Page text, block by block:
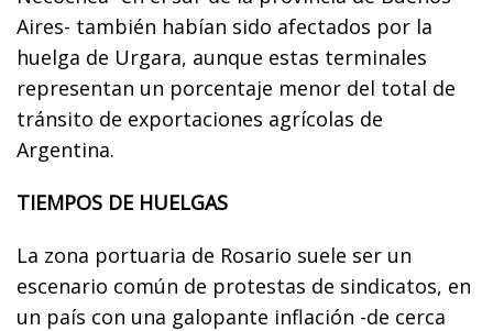
Aires- también habían sido afectados por la
huelga de Urgara, aunque estas terminales
representan un porcentaje menor del total de
tránsito de exportaciones agrícolas de
Argentina.
TIEMPOS DE HUELGAS
La zona portuaria de Rosario suele ser un
escenario común de protestas de sindicatos, en
un país con una galopante inflación -de cerca